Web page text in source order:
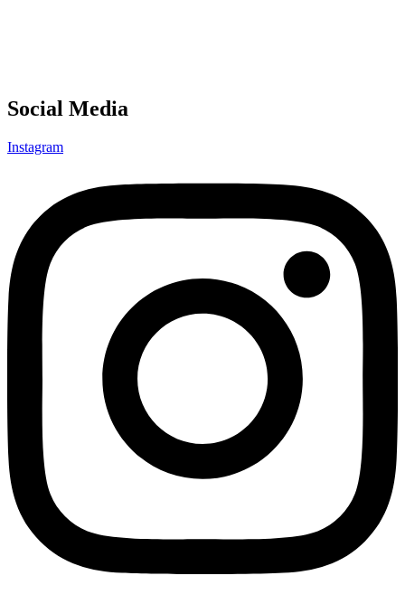
Social Media
Instagram